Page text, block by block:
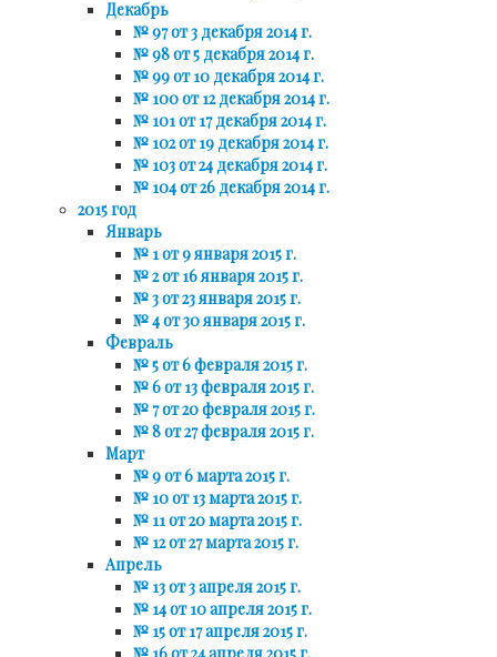
Декабрь
№ 97 от 3 декабря 2014 г.
№ 98 от 5 декабря 2014 г.
№ 99 от 10 декабря 2014 г.
№ 100 от 12 декабря 2014 г.
№ 101 от 17 декабря 2014 г.
№ 102 от 19 декабря 2014 г.
№ 103 от 24 декабря 2014 г.
№ 104 от 26 декабря 2014 г.
2015 год
Январь
№ 1 от 9 января 2015 г.
№ 2 от 16 января 2015 г.
№ 3 от 23 января 2015 г.
№ 4 от 30 января 2015 г.
Февраль
№ 5 от 6 февраля 2015 г.
№ 6 от 13 февраля 2015 г.
№ 7 от 20 февраля 2015 г.
№ 8 от 27 февраля 2015 г.
Март
№ 9 от 6 марта 2015 г.
№ 10 от 13 марта 2015 г.
№ 11 от 20 марта 2015 г.
№ 12 от 27 марта 2015 г.
Апрель
№ 13 от 3 апреля 2015 г.
№ 14 от 10 апреля 2015 г.
№ 15 от 17 апреля 2015 г.